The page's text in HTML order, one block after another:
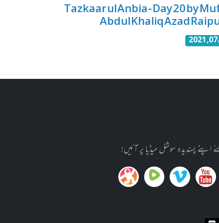
Tazkaar ul Anbia - Day 20 by
Abdul Khaliq Azad
پسندیدہ سوشل میڈیا پر آئیں!